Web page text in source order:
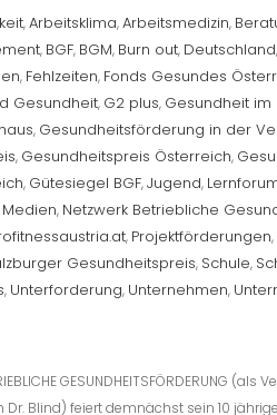
,Arbeitsklima,Arbeitsmedizin,
, BGF, BGM, Burn out, Deutschland,
, Fehlzeiten, Fonds Gesundes
Gesundheit, G2 plus, Gesundheit im
, Gesundheitsförderung in der
, Gesundheitspreis Österreich,
, Gütesiegel BGF,Jugend,
Medien, Netzwerk Betriebliche
, Projektförderungen,
Gesundheitspreis, Schule,
, Unterforderung, Unternehmen,
GESUNDHEITSFÖRDERUNG
Blind) feiert demnächst sein 10